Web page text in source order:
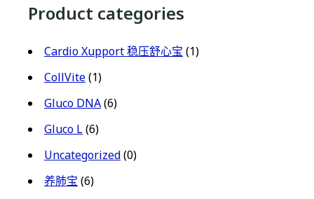
Product categories
Cardio Xupport 稳压舒心宝 (1)
CollVite(1)
Gluco DNA(6)
Gluco L(6)
Uncategorized(0)
养肺宝 (6)